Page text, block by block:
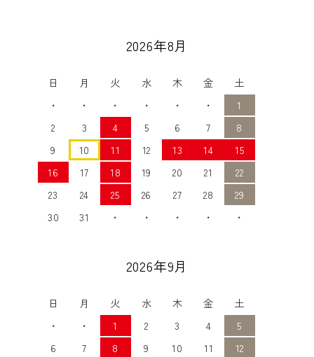
2026年8月
日 月 火 水 木 金
土
・
・ ・ ・ ・ ・
1
2
3 4 5 6 7
8
9
10 11 12 13 14
15
16
17 18 19 20 21
22
23
24 25 26 27 28
29
30
31 ・ ・ ・ ・ ・
2026年9月
日 月 火 水 木 金
土
・
・ 1 2 3 4
5
6
7 8 9 10 11
12